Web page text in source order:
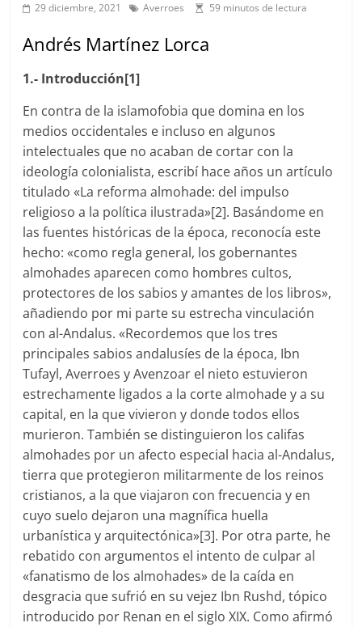
29 diciembre, 2021 Averroes 59 minutos de lectura
Andrés Martínez Lorca
1.- Introducción[1]
En contra de la islamofobia que domina en los
medios occidentales e incluso en algunos
intelectuales que no acaban de cortar con la
ideología colonialista, escribí hace años un artículo
titulado «La reforma almohade: del impulso
religioso a la política ilustrada»[2]. Basándome en
las fuentes históricas de la época, reconocía este
hecho: «como regla general, los gobernantes
almohades aparecen como hombres cultos,
protectores de los sabios y amantes de los libros»,
añadiendo por mi parte su estrecha vinculación
con al-Andalus. «Recordemos que los tres
principales sabios andalusíes de la época, Ibn
Tufayl, Averroes y Avenzoar el nieto estuvieron
estrechamente ligados a la corte almohade y a su
capital, en la que vivieron y donde todos ellos
murieron. También se distinguieron los califas
almohades por un afecto especial hacia al-Andalus,
tierra que protegieron militarmente de los reinos
cristianos, a la que viajaron con frecuencia y en
cuyo suelo dejaron una magnífica huella
urbanística y arquitectónica»[3]. Por otra parte, he
rebatido con argumentos el intento de culpar al
«fanatismo de los almohades» de la caída en
desgracia que sufrió en su vejez Ibn Rushd, tópico
introducido por Renan en el siglo XIX. Como afirmó